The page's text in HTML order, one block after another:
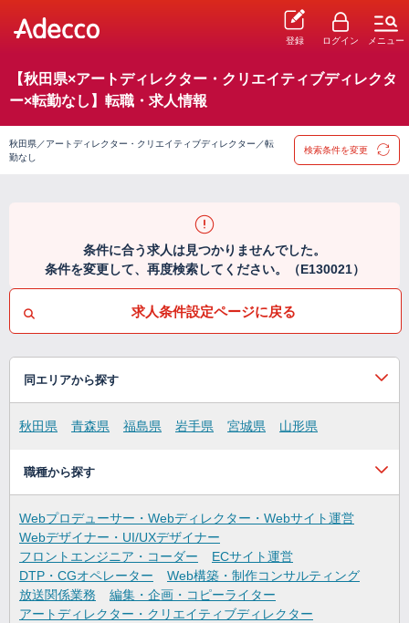
登録 ログイン メニュー
【秋田県×アートディレクター・クリエイティブディレクタ
ー×転勤なし】転職・求人情報
秋田県／アートディレクター・クリエイティブディレクター／転
勤なし
検索条件を変更
条件に合う求人は見つかりませんでした。
条件を変更して、再度検索してください。（E130021）
求人条件設定ページに戻る
同エリアから探す
秋田県 青森県 福島県 岩手県 宮城県 山形県
職種から探す
Webプロデューサー・Webディレクター・Webサイト運営
Webデザイナー・UI/UXデザイナー
フロントエンジニア・コーダー
ECサイト運営
DTP・CGオペレーター
Web構築・制作コンサルティング
放送関係業務
編集・企画・コピーライター
アートディレクター・クリエイティブディレクター